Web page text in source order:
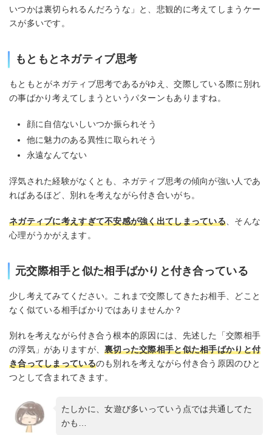
いつかは裏切られるんだろうな」と、悲観的に考えてしまうケー
スが多いです。
もともとネガティブ思考
もともとがネガティブ思考であるがゆえ、交際している際に別れ
の事ばかり考えてしまうというパターンもありますね。
顔に自信ないしいつか振られそう
他に魅力のある異性に取られそう
永遠なんてない
浮気された経験がなくとも、ネガティブ思考の傾向が強い人であ
ればあるほど、別れを考えながら付き合いがち。
ネガティブに考えすぎて不安感が強く出てしまっている 、そんな
心理がうかがえます。
元交際相手と似た相手ばかりと付き合っている
少し考えてみてください。これまで交際してきたお相手、どこと
なく似ている相手ばかりではありませんか？
別れを考えながら付き合う根本的原因には、先述した「交際相手
の浮気」がありますが、裏切った交際相手と似た相手ばかりと付
き合ってしまっているのも別れを考えながら付き合う原因のひと
つとして含まれてきます。
たしかに、女遊び多いっていう点では共通してた
かも…